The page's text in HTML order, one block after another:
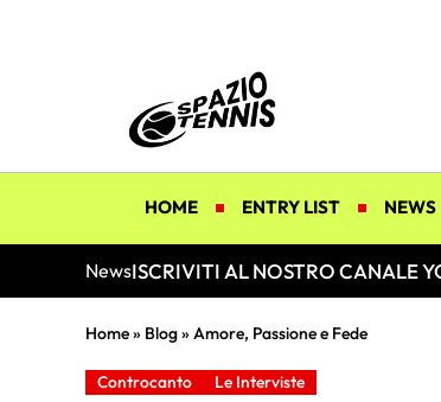
HOME ENTRY LIST NEWS
NewsISCRIVITI AL NOSTRO CANALE
Home» Blog» Amore, Passione e Fede
Controcanto Le Interviste